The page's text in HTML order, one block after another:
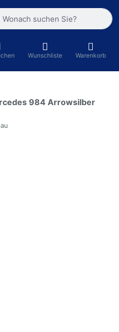
Sie einen Suchbegriff ein.
Wunschliste Warenkorb
984 Arrowsilber